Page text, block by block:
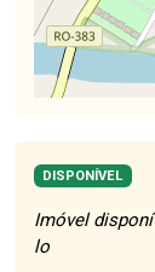
DISPONÍVEL
Imóvel
lo